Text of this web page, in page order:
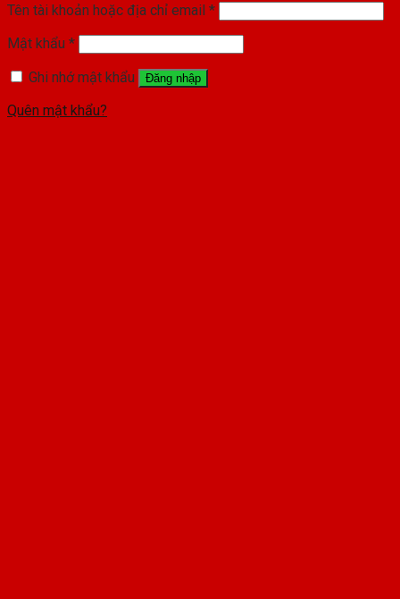
Tên tài khoản hoặc địa chỉ email *
Mật khẩu *
Ghi nhớ mật khẩu
Đăng nhập
Quên mật khẩu?